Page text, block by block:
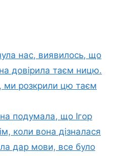
нас, виявилось, що
довірила таєм ницю.
ми розкрили цю таєм
подумала, що Ігор
коли вона дізналася
дар мови, все було